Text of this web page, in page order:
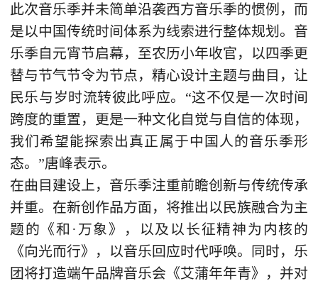
此次音乐季并未简单沿袭西方音乐季的惯例，而
是以中国传统时间体系为线索进行整体规划。音
乐季自元宵节启幕，至农历小年收官，以四季更
替与节气节令为节点，精心设计主题与曲目，让
民乐与岁时流转彼此呼应。“这不仅是一次时间
跨度的重置，更是一种文化自觉与自信的体现，
我们希望能探索出真正属于中国人的音乐季形
态。”唐峰表示。
在曲目建设上，音乐季注重前瞻创新与传统传承
并重。在新创作品方面，将推出以民族融合为主
题的《和·万象》，以及以长征精神为内核的
《向光而行》，以音乐回应时代呼唤。同时，乐
团将打造端午品牌音乐会《艾蒲年年青》，并对